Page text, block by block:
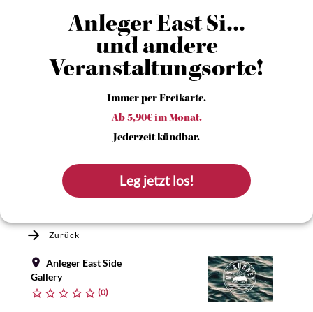
Anleger East Si...
und andere
Veranstaltungsorte!
Immer per Freikarte.
Ab 5,90€ im Monat.
Jederzeit kündbar.
Leg jetzt los!
Zurück
Anleger East Side
Gallery
(0)